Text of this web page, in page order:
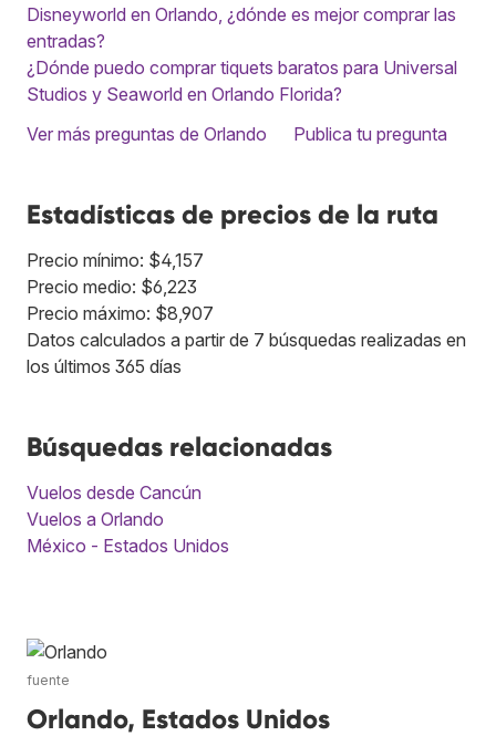
Disneyworld en Orlando, ¿dónde es mejor comprar las
entradas?
¿Dónde puedo comprar tiquets baratos para Universal
Studios y Seaworld en Orlando Florida?
Ver más preguntas de Orlando
Publica tu pregunta
Estadísticas de precios de la ruta
Precio mínimo: $4,157
Precio medio: $6,223
Precio máximo: $8,907
Datos calculados a partir de 7 búsquedas realizadas en
los últimos 365 días
Búsquedas relacionadas
Vuelos desde Cancún
Vuelos a Orlando
México - Estados Unidos
fuente
Orlando, Estados Unidos